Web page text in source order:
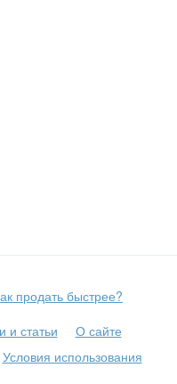
продать быстрее?
и статьи
О сайте
Условия использования